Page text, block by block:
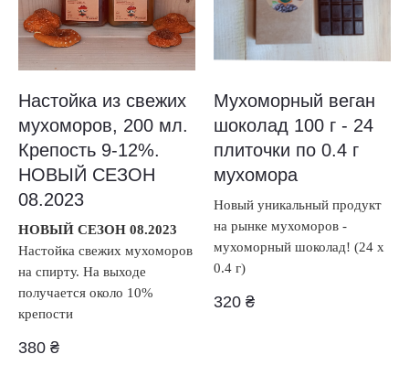
Настойка из свежих
мухоморов, 200 мл.
Крепость 9-12%.
НОВЫЙ СЕЗОН
08.2023
НОВЫЙ СЕЗОН 08.2023
Настойка свежих мухоморов
на спирту. На выходе
получается около 10%
крепости
380 ₴
Мухоморный веган
шоколад 100 г - 24
плиточки по 0.4 г
мухомора
Новый уникальный продукт
на рынке мухоморов -
мухоморный шоколад! (24 х
0.4 г)
320 ₴